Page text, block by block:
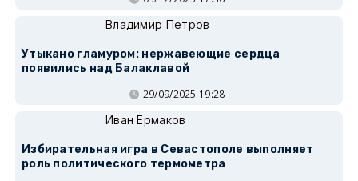
Владимир Петров
Утыкано гламуром: нержавеющие сердца
появились над Балаклавой
29/09/2025 19:28
Иван Ермаков
Избирательная игра в Севастополе выполняет
роль политического термометра